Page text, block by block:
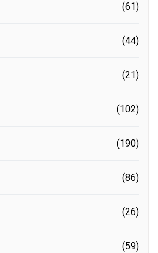
(61)
(44)
(21)
(102)
(190)
(86)
(26)
(59)